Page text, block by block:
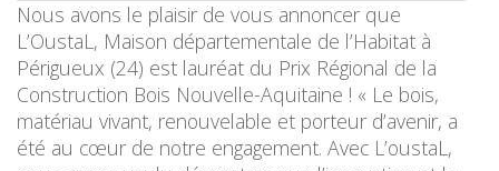
Nous avons le plaisir de vous annoncer que
L’OustaL, Maison départementale de l’Habitat à
Périgueux (24) est lauréat du Prix Régional de la
Construction Bois Nouvelle-Aquitaine ! « Le bois,
matériau vivant, renouvelable et porteur d’avenir, a
été au cœur de notre engagement. Avec L’oustaL,